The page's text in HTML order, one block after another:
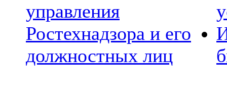
управления
Ростехнадзора и его
должностных лиц